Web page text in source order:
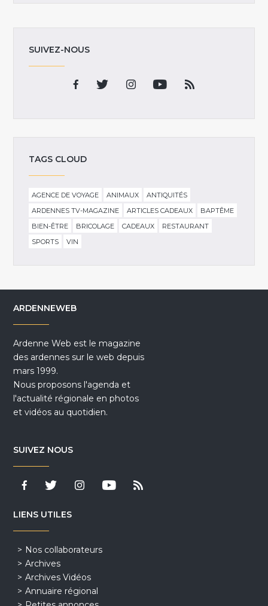
SUIVEZ-NOUS
TAGS CLOUD
AGENCE DE VOYAGE ANIMAUX
ANTIQUITÉS
ARDENNES TV-MAGAZINE
ARTICLES CADEAUX
BAPTÊME
BIEN-ÊTRE
BRICOLAGE CADEAUX
RESTAURANT
SPORTS
VIN
ARDENNEWEB
Ardenne Web est le magazine
des ardennes sur le web depuis
mars 1999.
Nous proposons l'agenda et
l'actualité régionale en photos
et vidéos au quotidien.
SUIVEZ NOUS
LIENS UTILES
Nos collaborateurs
Archives
Archives Vidéos
Annuaire régional